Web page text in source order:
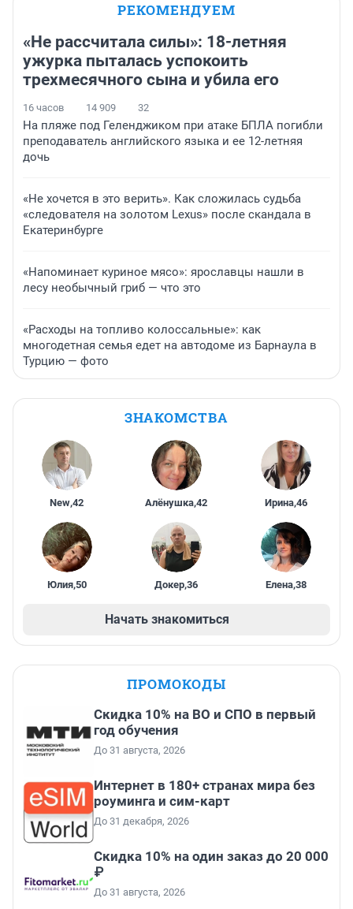
РЕКОМЕНДУЕМ
«Не рассчитала силы»: 18-летняя
ужурка пыталась успокоить
трехмесячного сына и убила его
16 часов 14 909 32
На пляже под Геленджиком при атаке БПЛА погибли
преподаватель английского языка и ее 12-летняя
дочь
«Не хочется в это верить». Как сложилась судьба
«следователя на золотом Lexus» после скандала в
Екатеринбурге
«Напоминает куриное мясо»: ярославцы нашли в
лесу необычный гриб — что это
«Расходы на топливо колоссальные»: как
многодетная семья едет на автодоме из Барнаула в
Турцию — фото
ЗНАКОМСТВА
New,42 Алёнушка,42 Ирина,46
Юлия,50 Докер,36 Елена,38
Начать знакомиться
ПРОМОКОДЫ
Скидка 10% на ВО и СПО в первый
год обучения
До 31 августа, 2026
Интернет в 180+ странах мира без
роуминга и сим-карт
До 31 декабря, 2026
Скидка 10% на один заказ до 20 000
₽
До 31 августа, 2026